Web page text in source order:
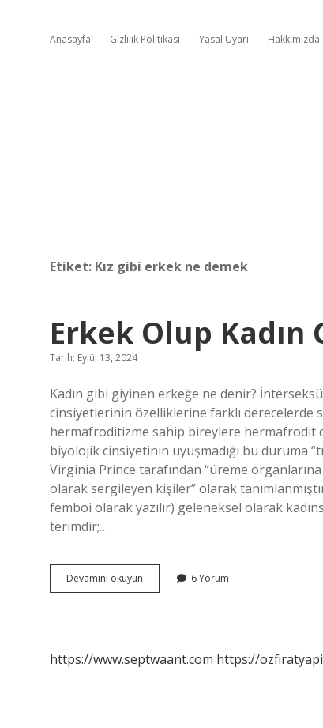
Anasayfa Gizlilik Politikası Yasal Uyarı Hakkımızda
Etiket: Kız gibi erkek ne demek
Erkek Olup
Tarih: Eylül 13, 2024
Kadın gibi giyinen erkeğe ne denir?
cinsiyetlerinin özelliklerine farklı derecelerde
hermafroditizme sahip bireylere hermafrodit
biyolojik cinsiyetinin uyuşmadığı bu duruma
Virginia Prince tarafından “üreme
olarak sergileyen kişiler” olarak
femboi olarak yazılır) geleneksel olarak
terimdir;…
Devamını okuyun
Olup
Denir
6 Yorum
https://www.septwaant.com https://